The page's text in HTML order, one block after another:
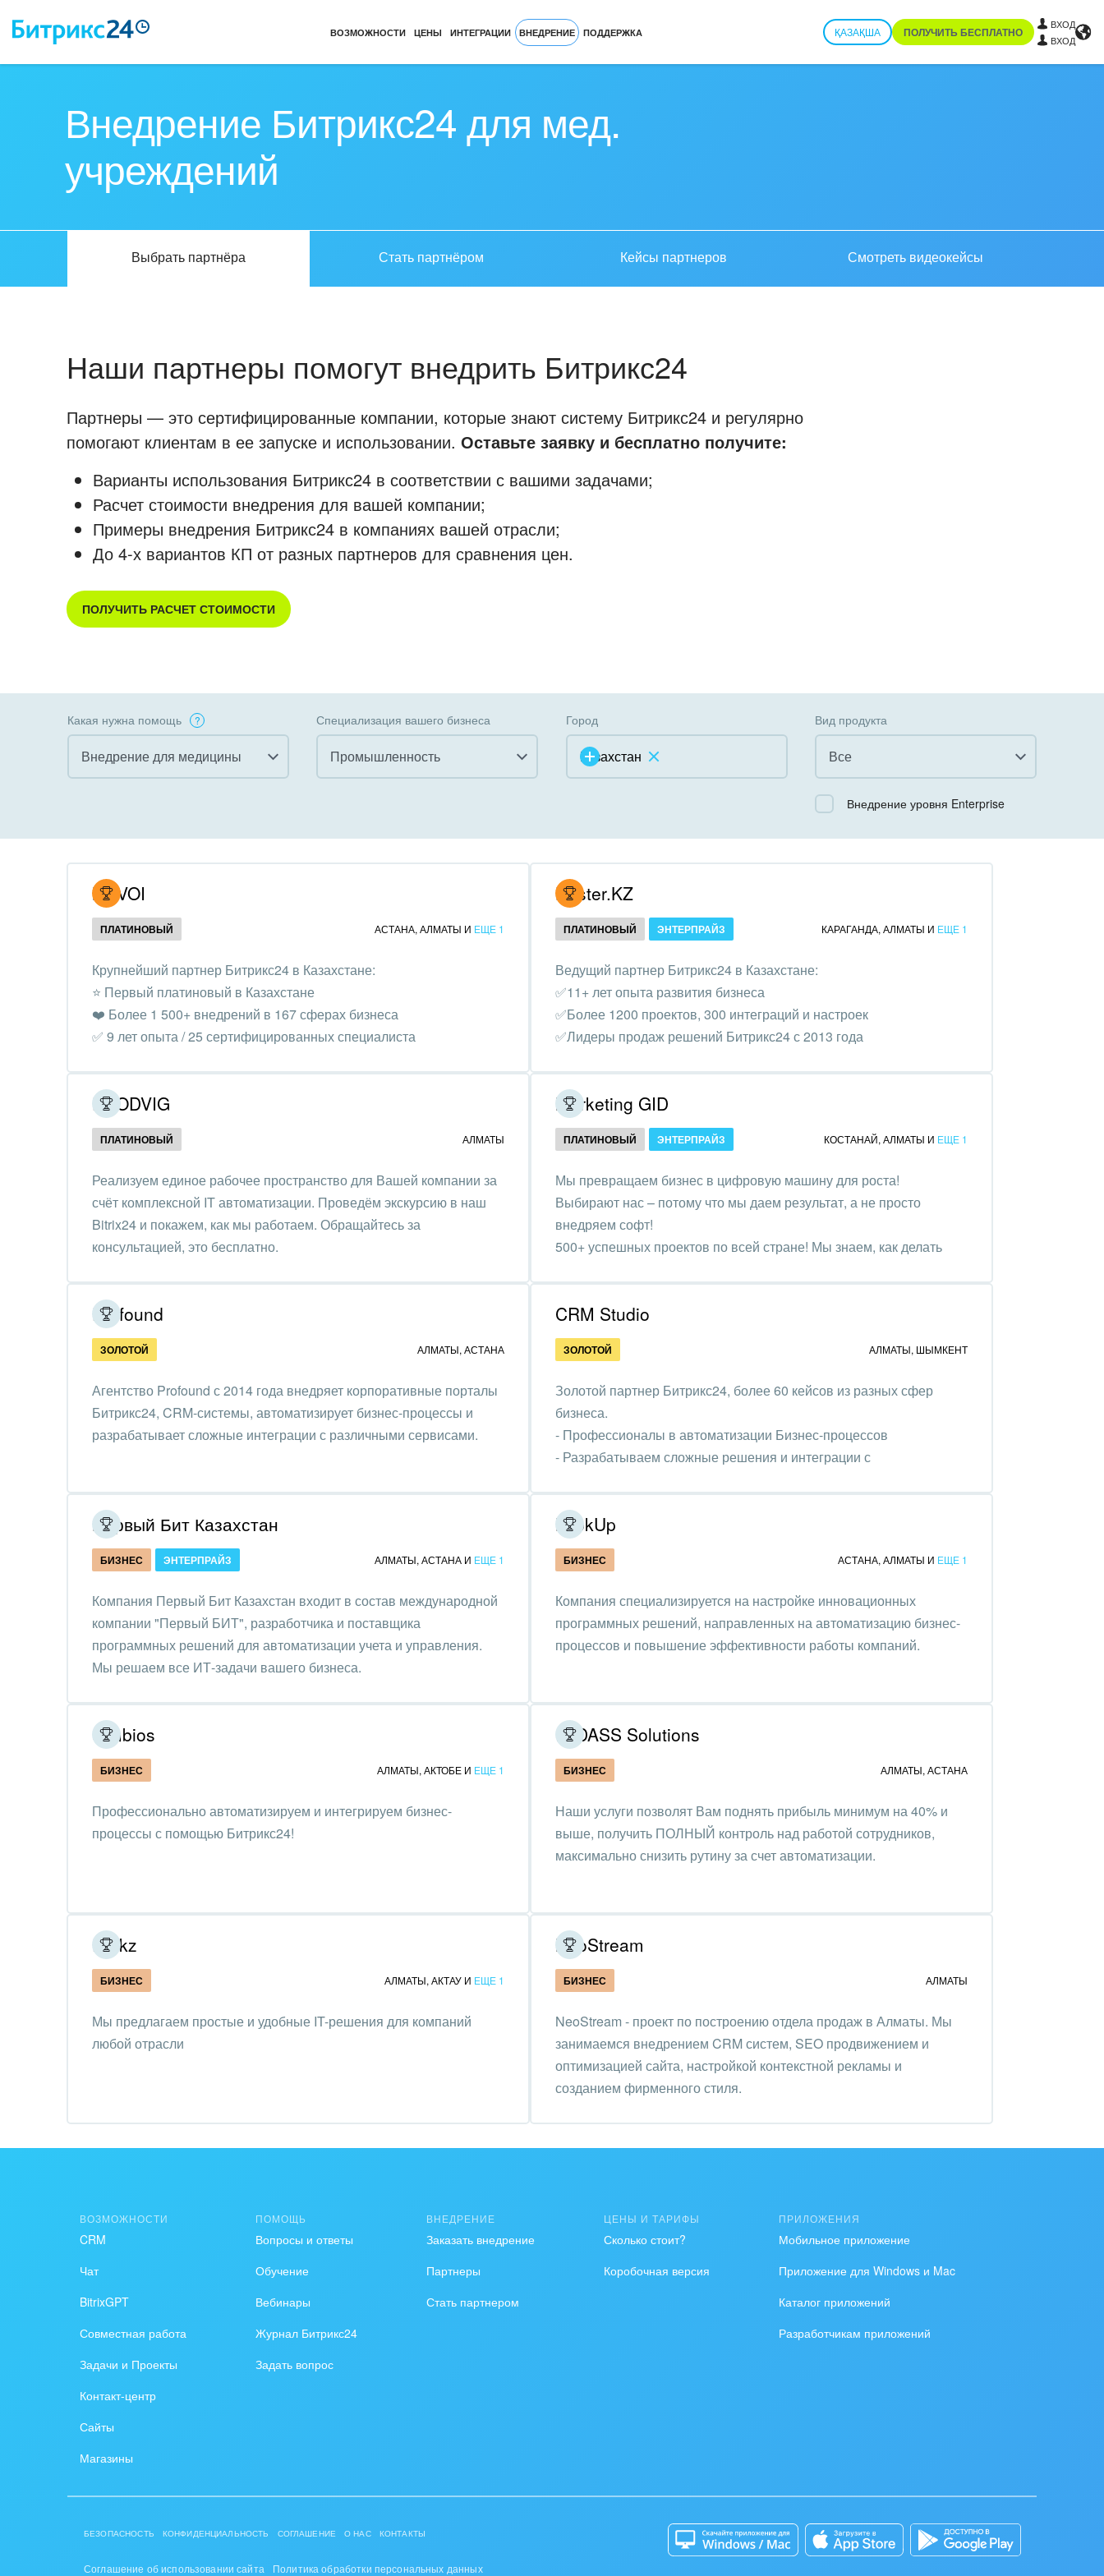
ВОЗМОЖНОСТИ ЦЕНЫ ИНТЕГРАЦИИ ВНЕДРЕНИЕ ПОДДЕРЖКА ҚАЗАҚША ПОЛУЧИТЬ БЕСПЛАТНО
ВХОД
ВХОД
Внедрение Битрикс24 для мед.
учреждений
Выбрать партнёра Стать партнёром Кейсы партнеров Смотреть видеокейсы
Наши партнеры помогут внедрить Битрикс24
Партнеры — это сертифицированные компании, которые знают систему Битрикс24 и регулярно
помогают клиентам в ее запуске и использовании. Оставьте заявку и бесплатно получите:
Варианты использования Битрикс24 в соответствии с вашими задачами;
Расчет стоимости внедрения для вашей компании;
Примеры внедрения Битрикс24 в компаниях вашей отрасли;
До 4-х вариантов КП от разных партнеров для сравнения цен.
ПОЛУЧИТЬ РАСЧЕТ СТОИМОСТИ
Какая нужна помощь
Внедрение для медицины
Внедрение КЭДО
Интеграция с 1С
Организация задач и
Внедрение Бизнес-
процессов
администрирование
Создание сайтов
Интернет-магазин и CRM
Крупные корпоративные
внедрения
Внедрение для медицины
гос.организаций
Внедрение онлайн-
продаж
Внедрение онлайн-офиса
Специализация вашего бизнеса
Промышленность
Коммунальные услуги, ЖКХ
организации,
Недвижимость, риэлтерские
Охрана, безопасность
Промышленность
Строительство, ремонт и
Транспорт, Авиация,
автобизнес
Красота, фитнес, спорт
АПК и пищевая
Выставки, семинары,
конференции
Горнодобывающая отрасль
мемориальных комплексов
Инвестиционный бизнес
Консалтинговые и
шоу-бизнес
Логистика
Оборудование, техника
Ритуальные услуги
Город
Казахстан
Вид продукта
Все
Все
Коробочная версия
Внедрение уровня Enterprise
NOVOI
ПЛАТИНОВЫЙ АСТАНА, АЛМАТЫ И ЕЩЕ 1
Крупнейший партнер Битрикс24 в Казахстане:
⭐️ Первый платиновый в Казахстане
❤️ Более 1 500+ внедрений в 167 сферах бизнеса
✅ 9 лет опыта / 25 сертифицированных специалиста
Hoster.KZ
ПЛАТИНОВЫЙ ЭНТЕРПРАЙЗ КАРАГАНДА, АЛМАТЫ И ЕЩЕ 1
Ведущий партнер Битрикс24 в Казахстане:
✅11+ лет опыта развития бизнеса
✅Более 1200 проектов, 300 интеграций и настроек
✅Лидеры продаж решений Битрикс24 с 2013 года
PRODVIG
ПЛАТИНОВЫЙ АЛМАТЫ
Реализуем единое рабочее пространство для Вашей компании за
счёт комплексной IT автоматизации. Проведём экскурсию в наш
Bitrix24 и покажем, как мы работаем. Обращайтесь за
консультацией, это бесплатно.
Marketing GID
ПЛАТИНОВЫЙ ЭНТЕРПРАЙЗ КОСТАНАЙ, АЛМАТЫ И ЕЩЕ 1
Мы превращаем бизнес в цифровую машину для роста!
Выбирают нас – потому что мы даем результат, а не просто
внедряем софт!
500+ успешных проектов по всей стране! Мы знаем, как делать
Profound
ЗОЛОТОЙ АЛМАТЫ, АСТАНА
Агентство Profound с 2014 года внедряет корпоративные порталы
Битрикс24, CRM-системы, автоматизирует бизнес-процессы и
разрабатывает сложные интеграции с различными сервисами.
CRM Studio
ЗОЛОТОЙ АЛМАТЫ, ШЫМКЕНТ
Золотой партнер Битрикс24, более 60 кейсов из разных сфер
бизнеса.
- Профессионалы в автоматизации Бизнес-процессов
- Разрабатываем сложные решения и интеграции с
Первый Бит Казахстан
БИЗНЕС ЭНТЕРПРАЙЗ АЛМАТЫ, АСТАНА И ЕЩЕ 1
Компания Первый Бит Казахстан входит в состав международной
компании "Первый БИТ", разработчика и поставщика
программных решений для автоматизации учета и управления.
Мы решаем все ИТ-задачи вашего бизнеса.
LookUp
БИЗНЕС АСТАНА, АЛМАТЫ И ЕЩЕ 1
Компания специализируется на настройке инновационных
программных решений, направленных на автоматизацию бизнес-
процессов и повышение эффективности работы компаний.
Simbios
БИЗНЕС АЛМАТЫ, АКТОБЕ И ЕЩЕ 1
Профессионально автоматизируем и интегрируем бизнес-
процессы с помощью Битрикс24!
IT DASS Solutions
БИЗНЕС АЛМАТЫ, АСТАНА
Наши услуги позволят Вам поднять прибыль минимум на 40% и
выше, получить ПОЛНЫЙ контроль над работой сотрудников,
максимально снизить рутину за счет автоматизации.
R2.kz
БИЗНЕС АЛМАТЫ, АКТАУ И ЕЩЕ 1
Мы предлагаем простые и удобные IT-решения для компаний
любой отрасли
NeoStream
БИЗНЕС АЛМАТЫ
NeoStream - проект по построению отдела продаж в Алматы. Мы
занимаемся внедрением CRM систем, SEO продвижением и
оптимизацией сайта, настройкой контекстной рекламы и
созданием фирменного стиля.
ВОЗМОЖНОСТИ
CRM
Чат
BitrixGPT
Совместная работа
Задачи и Проекты
Контакт-центр
Сайты
Магазины
ПОМОЩЬ
Вопросы и ответы
Обучение
Вебинары
Журнал Битрикс24
Задать вопрос
ВНЕДРЕНИЕ
Заказать внедрение
Партнеры
Стать партнером
ЦЕНЫ И ТАРИФЫ
Сколько стоит?
Коробочная версия
ПРИЛОЖЕНИЯ
Мобильное приложение
Приложение для Windows и Mac
Каталог приложений
Разработчикам приложений
БЕЗОПАСНОСТЬ КОНФИДЕНЦИАЛЬНОСТЬ СОГЛАШЕНИЕ О НАС КОНТАКТЫ
Соглашение об использовании сайта Политика обработки персональных данных